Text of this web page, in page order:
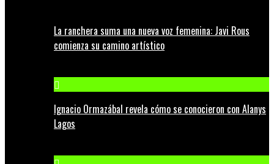
La ranchera suma una nueva voz femenina: Javi Rous
comienza su camino artístico
Ignacio Ormazábal revela cómo se conocieron con Alanys
Lagos